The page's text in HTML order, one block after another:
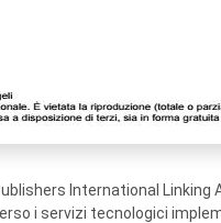
International
i servizi tecnologici